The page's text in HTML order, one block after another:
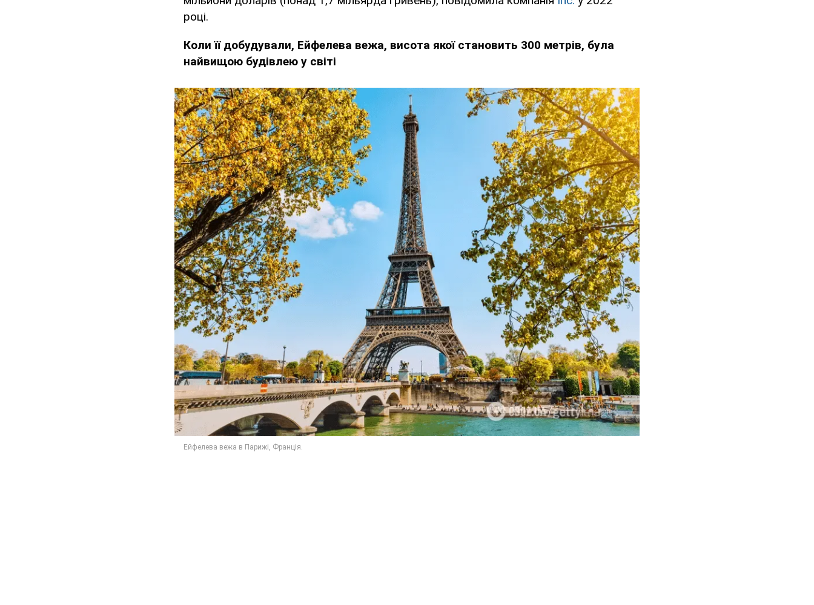
році.
Коли її добудували, Ейфелева вежа, висота якої становить 300 метрів, була
найвищою будівлею у світі